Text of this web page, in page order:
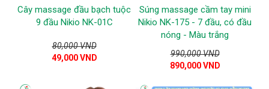
Cây massage đầu bạch tuộc
9 đầu Nikio NK-01C
80,000 VND
49,000 VND
Súng massage cầm tay mini
Nikio NK-175 - 7 đầu, có đầu
nóng - Màu trắng
990,000 VND
890,000 VND